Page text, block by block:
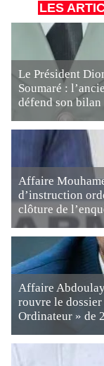
LES
Le Président
Soumaré :
défend son bilan
Affaire
d’instruction
clôture de
Affaire
rouvre le
Ordinateur » de